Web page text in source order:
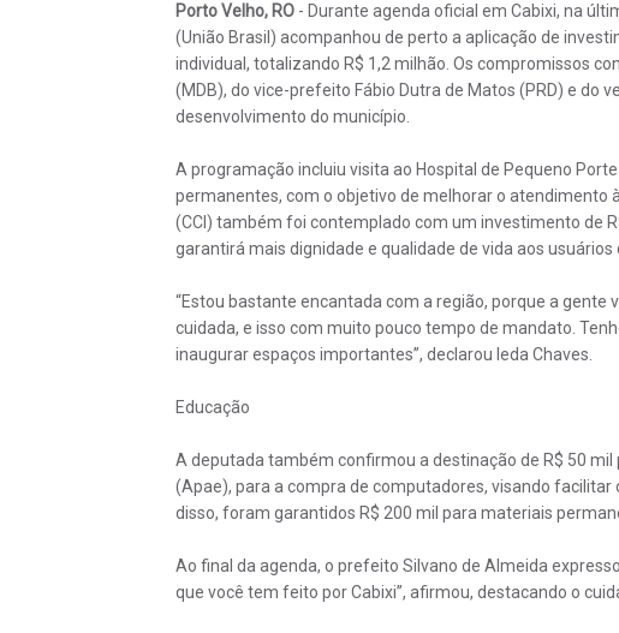
Porto Velho, RO - Durante agenda oficial em Cabixi, na
(União Brasil) acompanhou de perto a aplicação de
individual, totalizando R$ 1,2 milhão. Os compromissos
(MDB), do vice-prefeito Fábio Dutra de Matos (PRD) e do
desenvolvimento do município.
A programação incluiu visita ao Hospital de Pequeno
permanentes, com o objetivo de melhorar o atendimento
(CCI) também foi contemplado com um investimento de
garantirá mais dignidade e qualidade de vida aos usuários
“Estou bastante encantada com a região, porque a
cuidada, e isso com muito pouco tempo de mandato.
inaugurar espaços importantes”, declarou Ieda Chaves.
Educação
A deputada também confirmou a destinação de R$ 50
(Apae), para a compra de computadores, visando
disso, foram garantidos R$ 200 mil para materiais
Ao final da agenda, o prefeito Silvano de Almeida
que você tem feito por Cabixi”, afirmou, destacando o